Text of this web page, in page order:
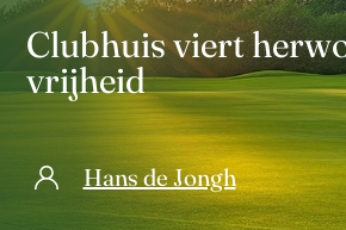
Clubhuis viert
vrijheid
Hans de Jongh